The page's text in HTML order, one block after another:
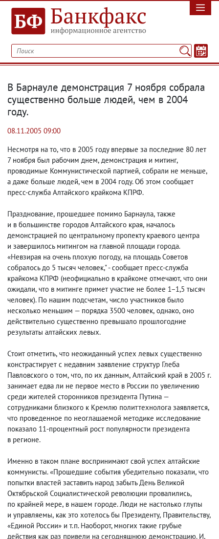
В Барнауле демонстрация 7 ноября собрала
существенно больше людей, чем в 2004
году.
08.11.2005 09:00
Несмотря на то, что в 2005 году впервые за последние 80 лет
7 ноября был рабочим днем, демонстрация и митинг,
проводимые Коммунистической партией, собрали не меньше,
а даже больше людей, чем в 2004 году. Об этом сообщает
пресс-служба Алтайского крайкома КПРФ.
Празднование, прошедшее помимо Барнаула, также
и в большинстве городов Алтайского края, началось
демонстрацией по центральному пропекту краевого центра
и завершилось митингом на главной площади города.
«Невзирая на очень плохую погоду, на площадь Советов
собралось до 5 тысяч человек," - сообщает пресс-служба
крайкома КПРФ (неофициально в крайкоме отмечают, что они
ожидали, что в митинге примет участие не более 1−1,5 тысяч
человек). По нашим подсчетам, число участников было
несколько меньшим — порядка 3500 человек, однако, оно
действительно существенно превышало прошлогодние
результаты алтайских левых.
Стоит отметить, что неожиданный успех левых существенно
констрастирует с недавним заявление структур Глеба
Павловского о том, что, по их данным, Алтайский край в 2005 г.
занимает едва ли не первое место в России по увеличению
среди жителей сторонников президента Путина —
сотрудниками близкого к Кремлю политтехнолога заявляется,
что проведенное по неоглашаемой методике исследование
показало 11-процентный рост популярности президента
в регионе.
Именно в таком плане воспринимают свой успех алтайские
коммунисты. «Прошедшие события убедительно показали, что
попытки властей заставить народ забыть День Великой
Октябрьской Социалистической революции провалились,
по крайней мере, в нашем городе. Люди не настолько глупы
и управляемы, как это хотелось бы Президенту, Правительству,
«Единой России» и т.п. Наоборот, многих такие грубые
действия как раз привели на сегодняшнюю демонстрацию. И,